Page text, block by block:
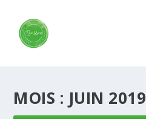
MOIS : JUIN 2019